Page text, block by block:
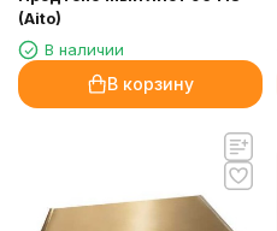
(Aito)
В наличии
В корзину